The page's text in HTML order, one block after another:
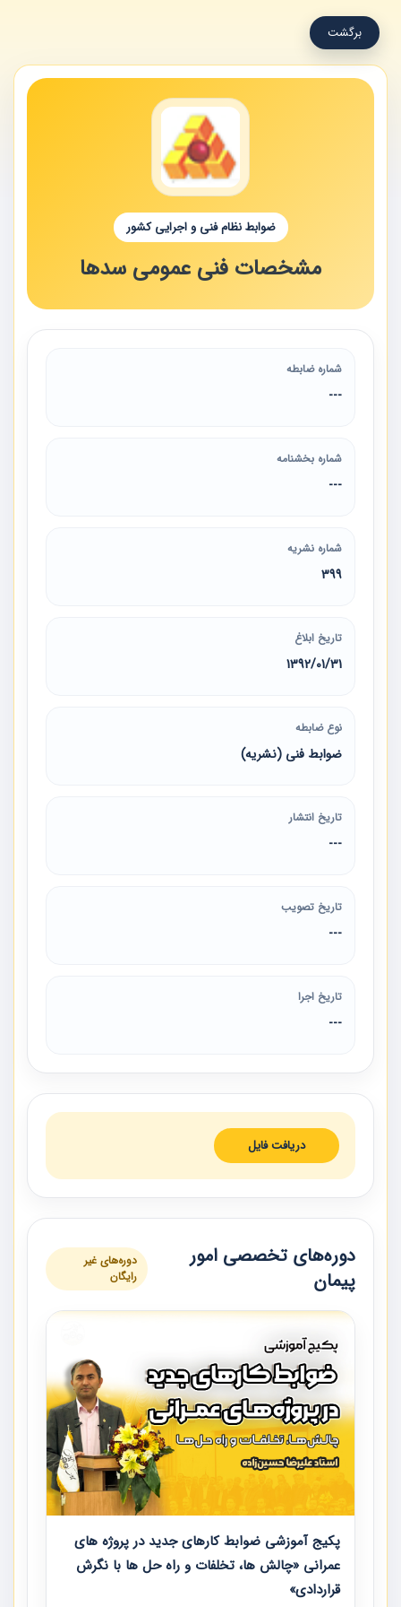
برگشت
ضوابط نظام فنی و اجرایی کشور
مشخصات فنی عمومی سدها
شماره ضابطه
---
شماره بخشنامه
---
شماره نشریه
399
تاریخ ابلاغ
1392/01/31
نوع ضابطه
ضوابط فنی (نشریه)
تاریخ انتشار
---
تاریخ تصویب
---
تاریخ اجرا
---
دریافت فایل
دوره‌های تخصصی امور
پیمان
دوره‌های غیر
رایگان
پکیج آموزشی ضوابط کارهای جدید در پروژه های
عمرانی «چالش ها، تخلفات و راه حل ها با نگرش
قراردادی»